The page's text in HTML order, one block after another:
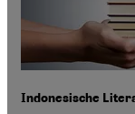
Indonesische